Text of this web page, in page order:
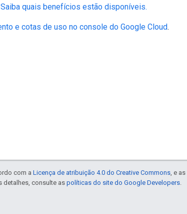
Saiba quais benefícios estão disponíveis.
e cotas de uso no console do Google Cloud.
com a Licença de atribuição 4.0 do Creative Commons , e as
detalhes, consulte aspolíticas do site do Google Developers